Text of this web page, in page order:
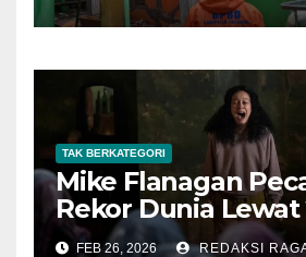
TAK BERKATEGORI
Mike Flanagan
Rekor Dunia Lewat
Scare di The
FEB 26, 2026 REDAKSI